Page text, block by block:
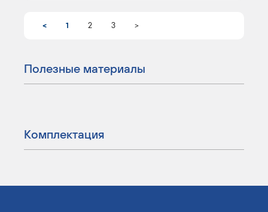
< 1 2 3 >
Полезные материалы
Комплектация